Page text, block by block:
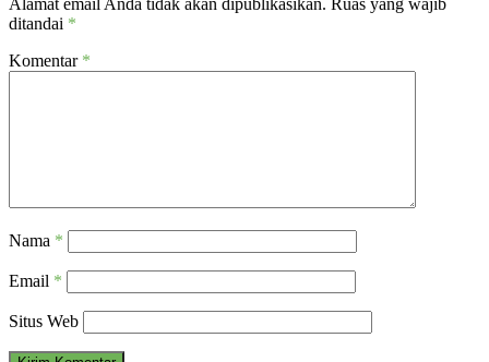
Alamat email Anda tidak akan dipublikasikan. Ruas yang wajib
ditandai *
Komentar *
Nama *
Email *
Situs Web